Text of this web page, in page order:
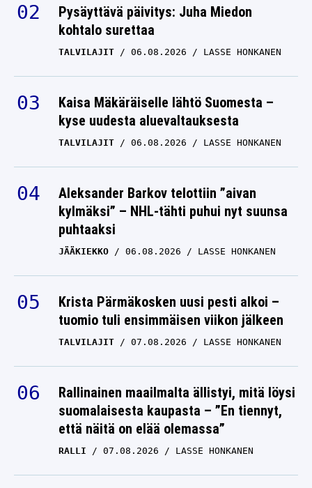
herkullinen arvio
finaalista
YLEISURHEILU
07.08.2024
Lassi Etelätalo mitalista
– ”H*lvetin pitkälle pitää
heittää”
Sara Lappalainen
YLEISURHEILU
06.08.2024
Pysäyttävä päivitys: Juha Miedon
kohtalo surettaa
TALVILAJIT 06.08.2026 LASSE HONKANEN
Kaisa Mäkäräiselle lähtö Suomesta –
kyse uudesta aluevaltauksesta
TALVILAJIT 06.08.2026 LASSE HONKANEN
Aleksander Barkov telottiin ”aivan
kylmäksi” – NHL-tähti puhui nyt suunsa
puhtaaksi
JÄÄKIEKKO 06.08.2026 LASSE HONKANEN
Krista Pärmäkosken uusi pesti alkoi –
tuomio tuli ensimmäisen viikon jälkeen
TALVILAJIT 07.08.2026 LASSE HONKANEN
Rallinainen maailmalta ällistyi, mitä löysi
suomalaisesta kaupasta – ”En tiennyt,
että näitä on elää olemassa”
RALLI 07.08.2026 LASSE HONKANEN